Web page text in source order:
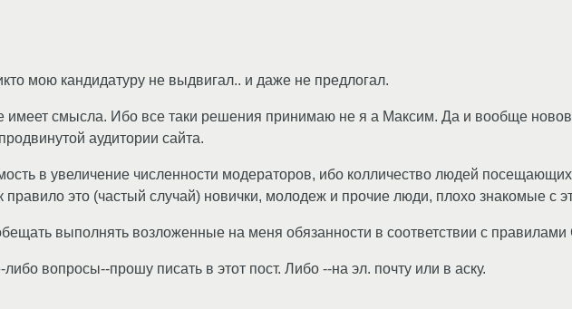
мою кандидатуру не выдвигал.. и даже не предлогал.
имеет смысла. Ибо все таки решения принимаю не я а Максим. Да и вообще
аудитории сайта.
в увеличение численности модераторов, ибо колличество людей
это (частый случай) новички, молодеж и прочие люди, плохо знакомые с
выполнять возложенные на меня обязанности в соответствии с правилами
вопросы--прошу писать в этот пост. Либо --на эл. почту или в аску.